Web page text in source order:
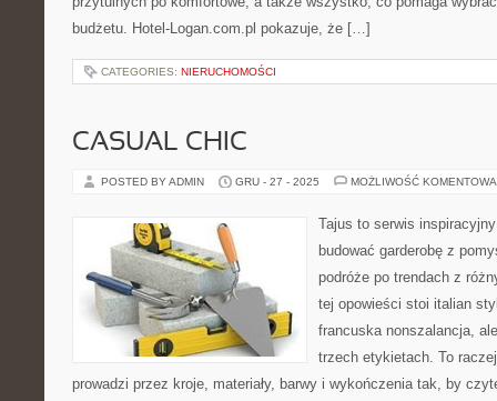
budżetu. Hotel-Logan.com.pl pokazuje, że […]
CATEGORIES: NIERUCHOMOŚCI
CASUAL CHIC
POSTED BY ADMIN GRU - 27 - 2025 MOŻLIWOŚĆ
Tajus to serwis
budować garderobę z
podróże po trendach z
tej opowieści stoi italian
francuska nonszalancja,
trzech etykietach. To
prowadzi przez kroje, materiały, barwy i wykończenia tak, by